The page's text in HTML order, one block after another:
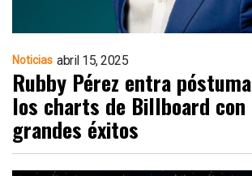
Noticias abril 15, 2025
Rubby Pérez entra
los charts de Billboard con
grandes éxitos